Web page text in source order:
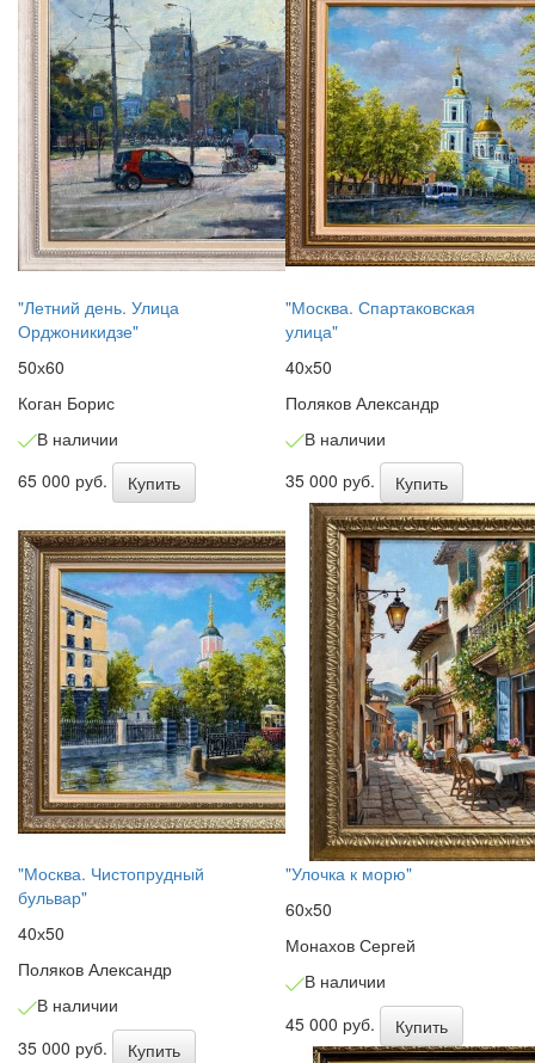
"Летний день. Улица
Орджоникидзе"
50х60
Коган Борис
В наличии
65 000 руб.
Купить
"Москва. Спартаковская
улица"
40х50
Поляков Александр
В наличии
35 000 руб.
Купить
"Москва. Чистопрудный
бульвар"
40х50
Поляков Александр
В наличии
35 000 руб.
Купить
"Улочка к морю"
60х50
Монахов Сергей
В наличии
45 000 руб.
Купить